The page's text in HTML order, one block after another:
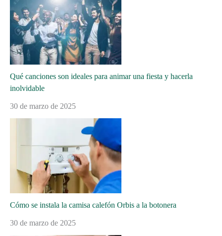
Qué canciones son ideales para animar una fiesta y hacerla
inolvidable
30 de marzo de 2025
Cómo se instala la camisa calefón Orbis a la botonera
30 de marzo de 2025